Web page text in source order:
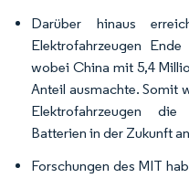
Darüber hinaus
Elektrofahrzeugen
wobei China mit 5,4
Anteil ausmachte. Somit
Elektrofahrzeugen
Batterien in der Zukunft
Forschungen des MIT